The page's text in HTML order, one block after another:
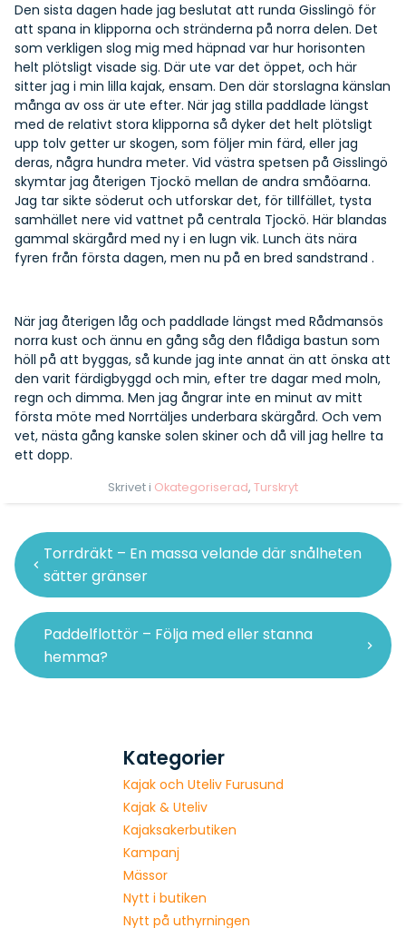
Den sista dagen hade jag beslutat att runda Gisslingö för
att spana in klipporna och stränderna på norra delen. Det
som verkligen slog mig med häpnad var hur horisonten
helt plötsligt visade sig. Där ute var det öppet, och här
sitter jag i min lilla kajak, ensam. Den där storslagna känslan
många av oss är ute efter. När jag stilla paddlade längst
med de relativt stora klipporna så dyker det helt plötsligt
upp tolv getter ur skogen, som följer min färd, eller jag
deras, några hundra meter. Vid västra spetsen på Gisslingö
skymtar jag återigen Tjockö mellan de andra småöarna.
Jag tar sikte söderut och utforskar det, för tillfället, tysta
samhället nere vid vattnet på centrala Tjockö. Här blandas
gammal skärgård med ny i en lugn vik. Lunch äts nära
fyren från första dagen, men nu på en bred sandstrand .
När jag återigen låg och paddlade längst med Rådmansös
norra kust och ännu en gång såg den flådiga bastun som
höll på att byggas, så kunde jag inte annat än att önska att
den varit färdigbyggd och min, efter tre dagar med moln,
regn och dimma. Men jag ångrar inte en minut av mitt
första möte med Norrtäljes underbara skärgård. Och vem
vet, nästa gång kanske solen skiner och då vill jag hellre ta
ett dopp.
Skrivet i Okategoriserad, Turskryt
Inläggsnavigering
Torrdräkt – En massa velande där snålheten
sätter gränser
Paddelflottör – Följa med eller stanna
hemma?
Kategorier
Kajak och Uteliv Furusund
Kajak & Uteliv
Kajaksakerbutiken
Kampanj
Mässor
Nytt i butiken
Nytt på uthyrningen